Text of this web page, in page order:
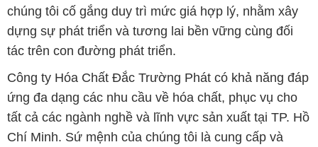
chúng tôi cố gắng duy trì mức giá hợp lý, nhằm xây
dựng sự phát triển và tương lai bền vững cùng đối
tác trên con đường phát triển.
Công ty Hóa Chất Đắc Trường Phát có khả năng đáp
ứng đa dạng các nhu cầu về hóa chất, phục vụ cho
tất cả các ngành nghề và lĩnh vực sản xuất tại TP. Hồ
Chí Minh. Sứ mệnh của chúng tôi là cung cấp và